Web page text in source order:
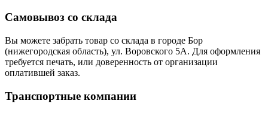
Самовывоз со склада
Вы можете забрать товар со склада в городе Бор
(нижегородская область), ул. Воровского 5А. Для оформления
требуется печать, или доверенность от организации
оплатившей заказ.
Транспортные компании